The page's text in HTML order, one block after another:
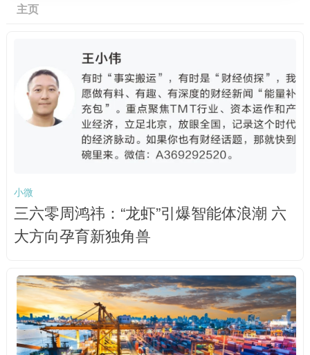
主页
小微
三六零周鸿祎：“龙虾”引爆智能体浪潮 六
大方向孕育新独角兽